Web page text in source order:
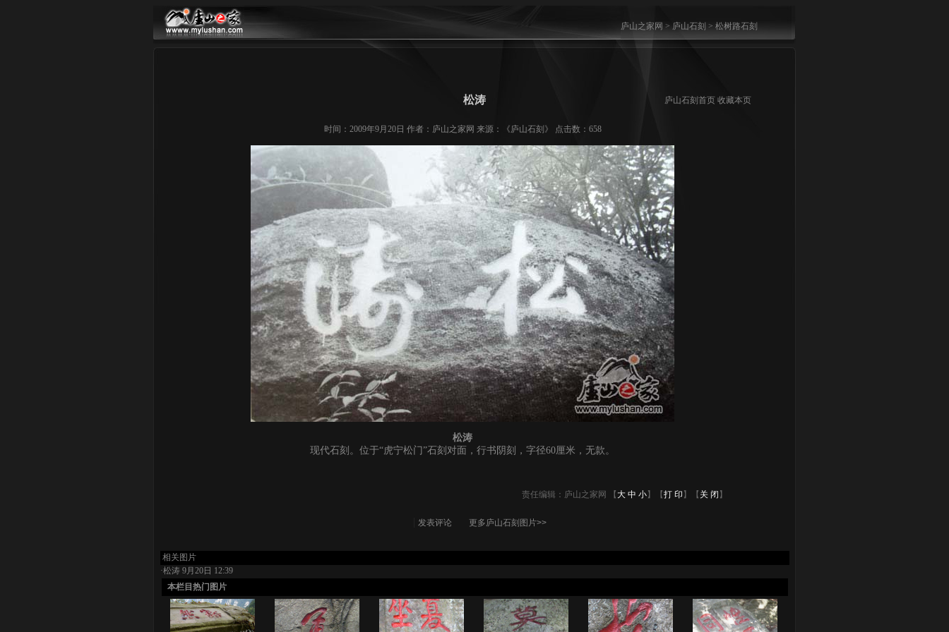
庐山之家网 > 庐山石刻 > 松树路石刻
松涛 庐山石刻首页 收藏本页
时间：2009年9月20日 作者：庐山之家网 来源：《庐山石刻》 点击数： 658
松涛
现代石刻。位于“虎宁松门”石刻对面，行书阴刻，字径60厘米，无款。
责任编辑：庐山之家网 【 大 中 小】【打 印 】【 关 闭 】
发表评论 更多庐山石刻图片>>
相关图片
·松涛9月20日 12:39
本栏目热门图片